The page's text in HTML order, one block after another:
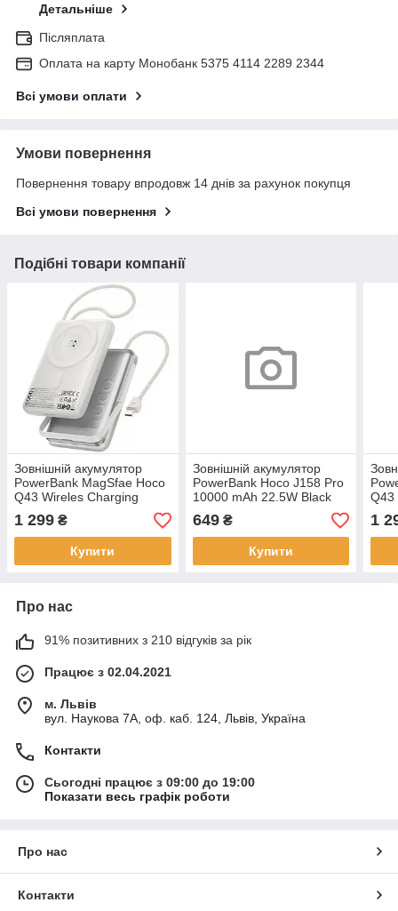
Детальніше
Післяплата
Оплата на карту Монобанк 5375 4114 2289 2344
Всі умови оплати
Умови повернення
Повернення товару впродовж 14 днів за рахунок покупця
Всі умови повернення
Подібні товари компанії
Зовнішній акумулятор
PowerBank MagSfae Hoco
Q43 Wireles Charging
10000mAh Silver
1 299 ₴
Купити
Зовнішній акумулятор
PowerBank Hoco J158 Pro
10000 mAh 22.5W Black
649₴
Купити
Q43
1
Про нас
91% позитивних з 210 відгуків за рік
Працює з 02.04.2021
м. Львів
вул. Наукова 7А, оф. каб. 124, Львів, Україна
Контакти
Сьогодні працює з 09:00 до 19:00
Показати весь графік роботи
Про нас
Контакти